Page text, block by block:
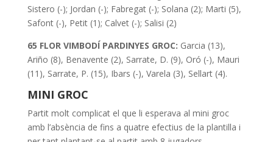
Sistero (-); Jordan (-); Fabregat (-); Solana (2); Marti (5),
Safont (-), Petit (1); Calvet (-); Salisi (2)
65 FLOR VIMBODÍ PARDINYES GROC: Garcia (13),
Ariño (8), Benavente (2), Sarrate, D. (9), Oró (-), Mauri
(11), Sarrate, P. (15), Ibars (-), Varela (3), Sellart (4).
MINI GROC
Partit molt complicat el que li esperava al mini groc
amb l’absència de fins a quatre efectius de la plantilla i